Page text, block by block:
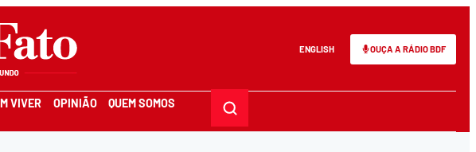
ENGLISH OUÇA A RÁDIO BDF
VIVER OPINIÃO QUEM SOMOS